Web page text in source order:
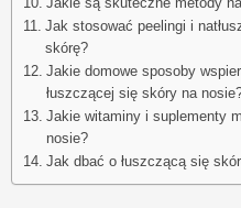
Jak stosować peelingi i
skórę?
Jakie domowe sposoby
łuszczącej się skóry na
Jakie witaminy i suplementy
nosie?
Jak dbać o łuszczącą się